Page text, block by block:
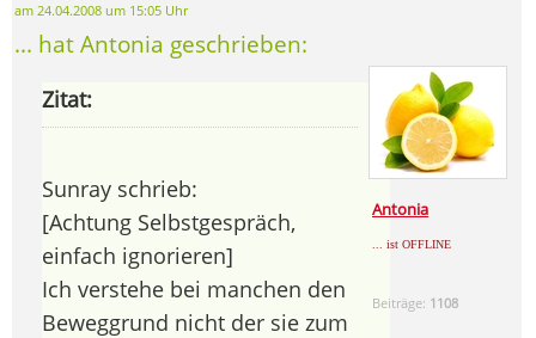
am 24.04.2008 um 15:05 Uhr
... hat Antonia geschrieben:
Antonia
... ist OFFLINE
Beiträge: 1108
Zitat:
Sunray schrieb:
[Achtung Selbstgespräch,
einfach ignorieren]
Ich verstehe bei manchen den
Beweggrund nicht der sie zum